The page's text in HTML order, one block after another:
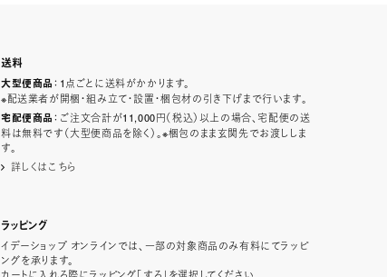
送料
大型便商品 ：1点ごとに送料がかかります。
※配送業者が開梱・組み立て・設置・梱包材の引き下げまで行います。
宅配便商品 ：ご注文合計が11,000円（税込）以上の場合、宅配便の送
料は無料です（大型便商品を除く）。※梱包のまま玄関先でお渡ししま
す。
詳しくはこちら
ラッピング
イデーショップ オンラインでは、一部の対象商品のみ有料にてラッピ
ングを承ります。